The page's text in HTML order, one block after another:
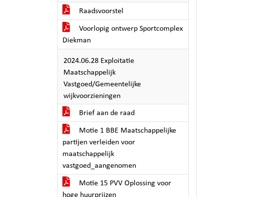
Raadsvoorstel
Voorlopig ontwerp Sportcomplex
Diekman
2024.06.28 Exploitatie
Maatschappelijk
Vastgoed/Gemeentelijke
wijkvoorzieningen
Brief aan de raad
Motie 1 BBE Maatschappelijke
partijen verleiden voor
maatschappelijk
vastgoed_aangenomen
Motie 15 PVV Oplossing voor
hoge huurprijzen